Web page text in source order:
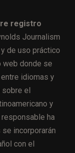
registro
Journalism
de uso práctico
web donde se
idiomas y
el
y
ha
incorporarán
con el